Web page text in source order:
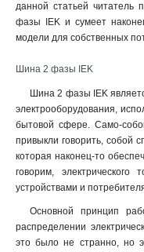
данной статьей читатель
фазы IEK и сумеет
модели для собственных
Шина 2 фазы IEK
Шина 2 фазы IEK
электрооборудования,
бытовой сфере. Само-
привыкли говорить, собой
которая наконец-то
говорим,
устройствами и
Основной принцип
распределении
это было не странно, но